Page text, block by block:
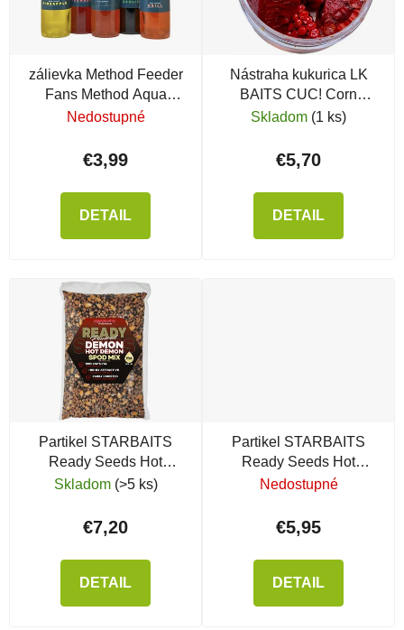
zálievka Method Feeder
Fans Method Aqua
Tunning, 200ml, Sweet
Nedostupné
€3,99
DETAIL
Nástraha kukurica LK
BAITS CUC! Corn
Compot
Skladom (1 ks)
€5,70
DETAIL
Partikel STARBAITS
Ready Seeds Hot
Demon Spod Mix (zmes
Skladom (>5 ks)
€7,20
DETAIL
Partikel STARBAITS
Ready Seeds Hot
Demon Corn
Nedostupné
€5,95
DETAIL